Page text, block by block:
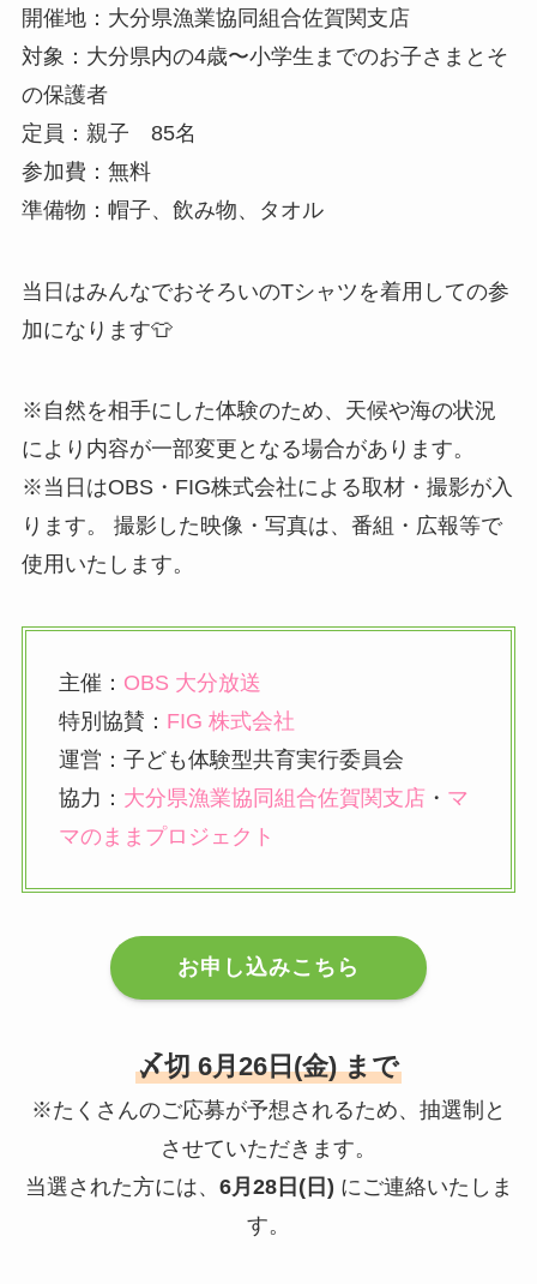
開催地：大分県漁業協同組合佐賀関支店
対象：大分県内の4歳〜小学生までのお子さまとそ
の保護者
定員：親子 85名
参加費：無料
準備物：帽子、飲み物、タオル
当日はみんなでおそろいのTシャツを着用しての参
加になります👕
※自然を相手にした体験のため、天候や海の状況
により内容が一部変更となる場合があります。
※当日はOBS・FIG株式会社による取材・撮影が入
ります。 撮影した映像・写真は、番組・広報等で
使用いたします。
主催： OBS 大分放送
特別協賛： FIG 株式会社
運営：子ども体験型共育実行委員会
協力： 大分県漁業協同組合佐賀関支店 ・ マ
マのままプロジェクト
お申し込みこちら
〆切 6月26日(金) まで
※たくさんのご応募が予想されるため、抽選制と
させていただきます。
当選された方には、 6月28日(日) にご連絡いたしま
す。